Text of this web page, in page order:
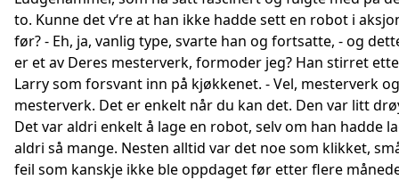
to. Kunne det v‘re at han ikke hadde sett en robot i
før? - Eh, ja, vanlig type, svarte han og fortsatte, - og
er et av Deres mesterverk, formoder jeg? Han stirret
Larry som forsvant inn på kjøkkenet. - Vel, mesterverk og
mesterverk. Det er enkelt når du kan det. Den var litt
Det var aldri enkelt å lage en robot, selv om han hadde
aldri så mange. Nesten alltid var det noe som klikket,
feil som kanskje ikke ble oppdaget før etter flere